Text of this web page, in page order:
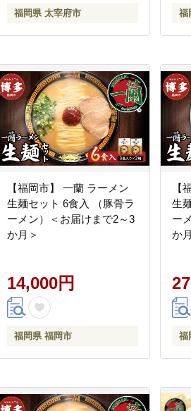
福岡県 太宰府市 福
【福岡市】 一蘭 ラーメン
生麺セット 6食入 （豚骨ラ
ーメン）＜お届けまで2～3
か月＞
14,000円
福岡県 福岡市
【
生
ー
か
福